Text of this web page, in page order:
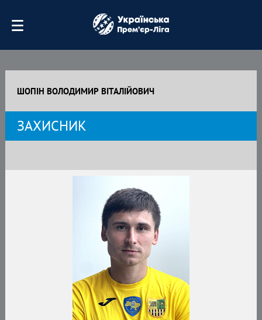
ШОПІН ВОЛОДИМИР ВІТАЛІЙОВИЧ
ЗАХИСНИК